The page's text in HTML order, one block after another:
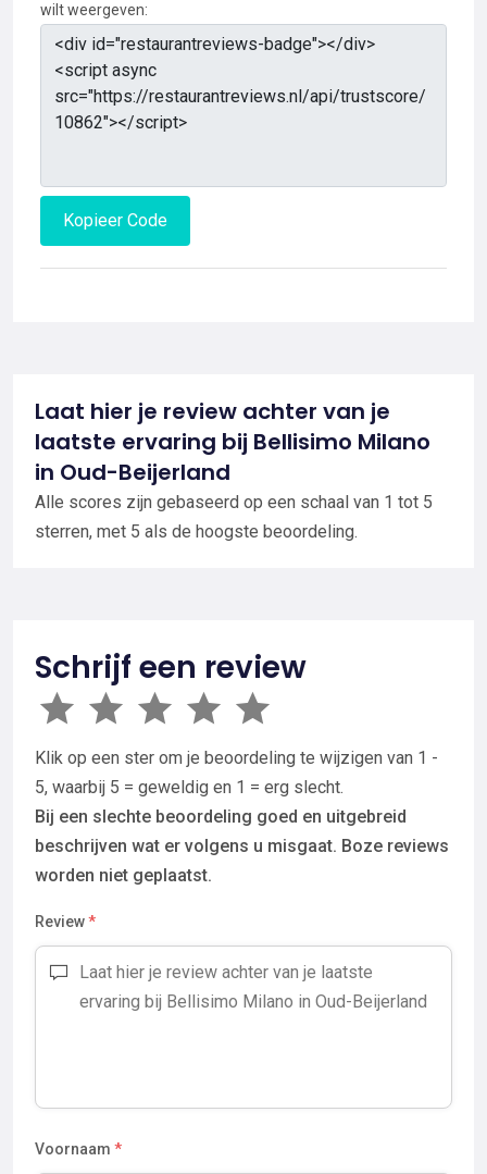
wilt weergeven:
Kopieer Code
Laat hier je review achter van je
laatste ervaring bij Bellisimo Milano
in Oud-Beijerland
Alle scores zijn gebaseerd op een schaal van 1 tot 5
sterren, met 5 als de hoogste beoordeling.
Schrijf een review
Klik op een ster om je beoordeling te wijzigen van 1 -
5, waarbij 5 = geweldig en 1 = erg slecht.
Bij een slechte beoordeling goed en uitgebreid
beschrijven wat er volgens u misgaat. Boze reviews
worden niet geplaatst.
Review*
Voornaam *